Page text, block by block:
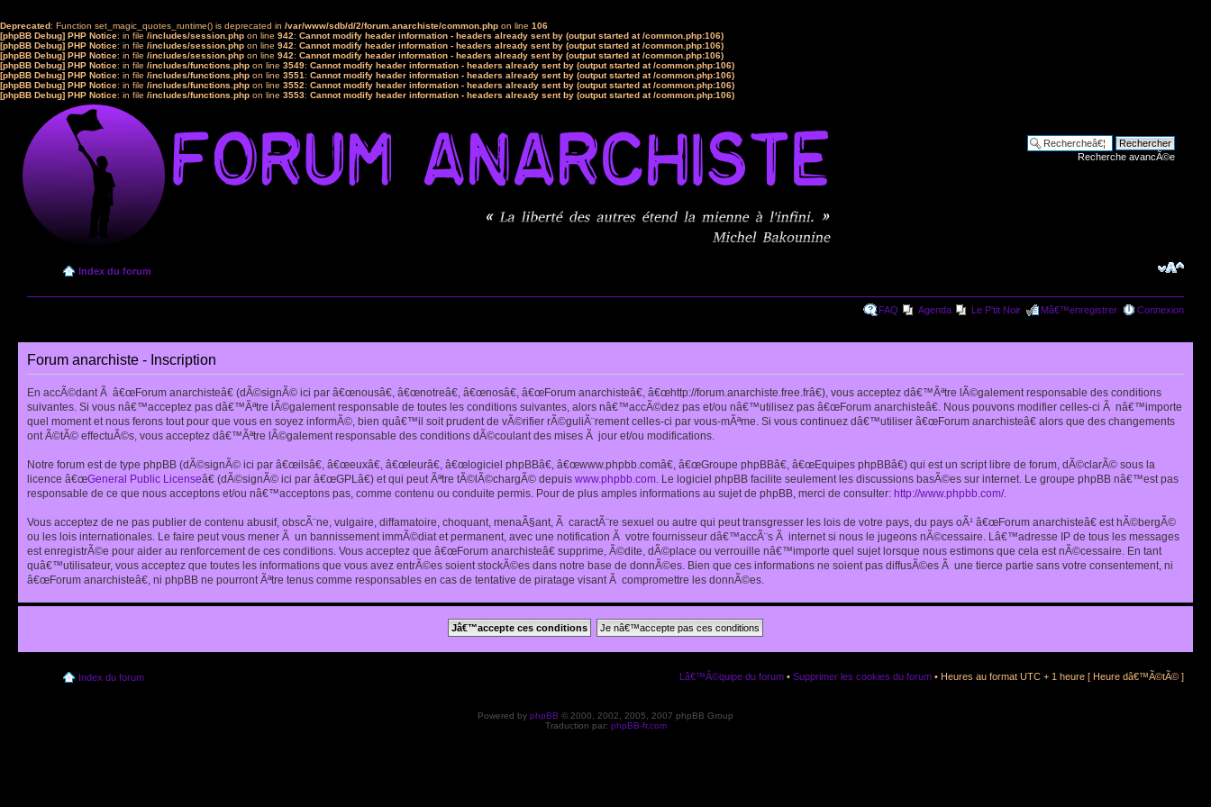
Deprecated: Function set_magic_quotes_runtime() is deprecated in /var/www/sdb/d/2/forum.anarchiste/common.php on line 106
[phpBB Debug] PHP Notice: in file /includes/session.php on line 942: Cannot modify header information - headers already sent by (output started at /common.php:106)
[phpBB Debug] PHP Notice: in file /includes/session.php on line 942: Cannot modify header information - headers already sent by (output started at /common.php:106)
[phpBB Debug] PHP Notice: in file /includes/session.php on line 942: Cannot modify header information - headers already sent by (output started at /common.php:106)
[phpBB Debug] PHP Notice: in file /includes/functions.php on line 3549: Cannot modify header information - headers already sent by (output started at /common.php:106)
[phpBB Debug] PHP Notice: in file /includes/functions.php on line 3551: Cannot modify header information - headers already sent by (output started at /common.php:106)
[phpBB Debug] PHP Notice: in file /includes/functions.php on line 3552: Cannot modify header information - headers already sent by (output started at /common.php:106)
[phpBB Debug] PHP Notice: in file /includes/functions.php on line 3553: Cannot modify header information - headers already sent by (output started at /common.php:106)
Recherche avancÃ©e
Index du forum
FAQ Agenda Le P'tit Noir Mâ€™enregistrer Connexion
Forum anarchiste - Inscription
En accÃ©dant Ã â€œForum anarchisteâ€ (dÃ©signÃ© ici par â€œnousâ€, â€œnotreâ€, â€œnosâ€, â€œForum anarchisteâ€, â€œhttp://forum.anarchiste.free.frâ€), vous acceptez dâ€™Ãªtre lÃ©galement responsable des conditions
suivantes. Si vous nâ€™acceptez pas dâ€™Ãªtre lÃ©galement responsable de toutes les conditions suivantes, alors nâ€™accÃ©dez pas et/ou nâ€™utilisez pas â€œForum anarchisteâ€. Nous pouvons modifier celles-ci Ã nâ€™importe
quel moment et nous ferons tout pour que vous en soyez informÃ©, bien quâ€™il soit prudent de vÃ©rifier rÃ©guliÃ¨rement celles-ci par vous-mÃªme. Si vous continuez dâ€™utiliser â€œForum anarchisteâ€ alors que des changements
ont Ã©tÃ© effectuÃ©s, vous acceptez dâ€™Ãªtre lÃ©galement responsable des conditions dÃ©coulant des mises Ã jour et/ou modifications.
Notre forum est de type phpBB (dÃ©signÃ© ici par â€œilsâ€, â€œeuxâ€, â€œleurâ€, â€œlogiciel phpBBâ€, â€œwww.phpbb.comâ€, â€œGroupe phpBBâ€, â€œEquipes phpBBâ€) qui est un script libre de forum, dÃ©clarÃ© sous la
licence â€œGeneral Public Licenseâ€ (dÃ©signÃ© ici par â€œGPLâ€) et qui peut Ãªtre tÃ©lÃ©chargÃ© depuis www.phpbb.com. Le logiciel phpBB facilite seulement les discussions basÃ©es sur internet. Le groupe phpBB nâ€™est pas
responsable de ce que nous acceptons et/ou nâ€™acceptons pas, comme contenu ou conduite permis. Pour de plus amples informations au sujet de phpBB, merci de consulter: http://www.phpbb.com/.
Vous acceptez de ne pas publier de contenu abusif, obscÃ¨ne, vulgaire, diffamatoire, choquant, menaÃ§ant, Ã caractÃ¨re sexuel ou autre qui peut transgresser les lois de votre pays, du pays oÃ¹ â€œForum anarchisteâ€ est hÃ©bergÃ©
ou les lois internationales. Le faire peut vous mener Ã un bannissement immÃ©diat et permanent, avec une notification Ã votre fournisseur dâ€™accÃ¨s Ã internet si nous le jugeons nÃ©cessaire. Lâ€™adresse IP de tous les messages
est enregistrÃ©e pour aider au renforcement de ces conditions. Vous acceptez que â€œForum anarchisteâ€ supprime, Ã©dite, dÃ©place ou verrouille nâ€™importe quel sujet lorsque nous estimons que cela est nÃ©cessaire. En tant
quâ€™utilisateur, vous acceptez que toutes les informations que vous avez entrÃ©es soient stockÃ©es dans notre base de donnÃ©es. Bien que ces informations ne soient pas diffusÃ©es Ã une tierce partie sans votre consentement, ni
â€œForum anarchisteâ€, ni phpBB ne pourront Ãªtre tenus comme responsables en cas de tentative de piratage visant Ã compromettre les donnÃ©es.
Index du forum Lâ€™Ã©quipe du forum • Supprimer les cookies du forum • Heures au format UTC + 1 heure [ Heure dâ€™Ã©tÃ© ]
Powered by phpBB © 2000, 2002, 2005, 2007 phpBB Group
Traduction par: phpBB-fr.com